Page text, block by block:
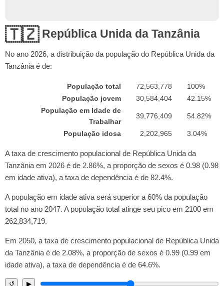
🇹🇿República Unida da Tanzânia
No ano 2026, a distribuição da população do República Unida da
Tanzânia é de:
População total 72,563,778
100%
População jovem
30,584,404
42.15%
População em Idade de
Trabalhar
39,776,409 54.82%
População idosa 2,202,965 3.04%
A taxa de crescimento populacional de República Unida da
Tanzânia em 2026 é de 2.86%, a proporção de sexos é 0.98 (0.98
em idade ativa), a taxa de dependência é de 82.4%.
A população em idade ativa será superior a 60% da população
total no ano 2047. A população total atinge seu pico em 2100 em
262,834,719.
Em 2050, a taxa de crescimento populacional de República Unida
da Tanzânia é de 2.08%, a proporção de sexos é 0.99 (0.99 em
idade ativa), a taxa de dependência é de 64.6%.
↺ ▶